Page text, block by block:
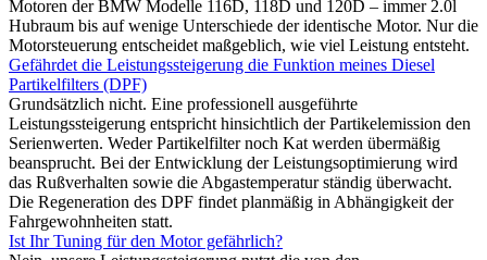
Motoren der BMW Modelle 116D, 118D und 120D – immer 2.0l
Hubraum bis auf wenige Unterschiede der identische Motor. Nur die
Motorsteuerung entscheidet maßgeblich, wie viel Leistung entsteht.
Gefährdet die Leistungssteigerung die Funktion meines Diesel
Partikelfilters (DPF)
Grundsätzlich nicht. Eine professionell ausgeführte
Leistungssteigerung entspricht hinsichtlich der Partikelemission den
Serienwerten. Weder Partikelfilter noch Kat werden übermäßig
beansprucht. Bei der Entwicklung der Leistungsoptimierung wird
das Rußverhalten sowie die Abgastemperatur ständig überwacht.
Die Regeneration des DPF findet planmäßig in Abhängigkeit der
Fahrgewohnheiten statt.
Ist Ihr Tuning für den Motor gefährlich?